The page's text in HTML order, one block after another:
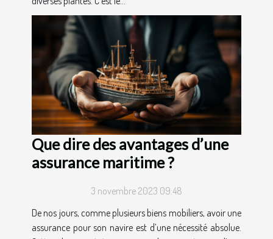
Que dire des avantages d’une
assurance maritime ?
3 novembre 2023 09:48
De nos jours, comme plusieurs biens mobiliers, avoir une
assurance pour son navire est d’une nécessité absolue.